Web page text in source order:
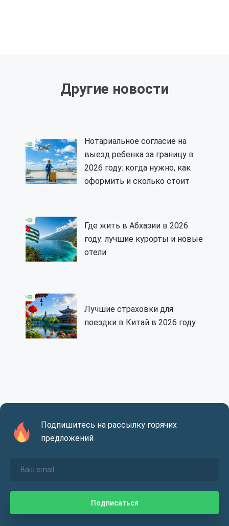
Другие новости
Нотариальное согласие на
выезд ребенка за границу в
2026 году: когда нужно, как
оформить и сколько стоит
Где жить в Абхазии в 2026
году: лучшие курорты и новые
отели
Лучшие страховки для
поездки в Китай в 2026 году
Подпишитесь на рассылку горячих
предложений